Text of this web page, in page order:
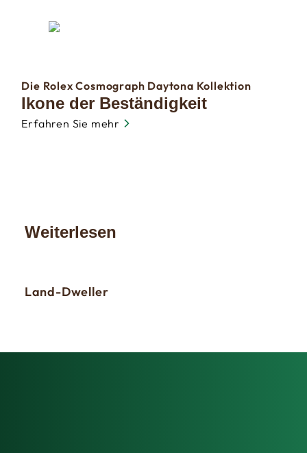
Die Rolex Cosmograph Daytona Kollektion
Ikone der Beständigkeit
Erfahren Sie mehr
Weiterlesen
Land-Dweller